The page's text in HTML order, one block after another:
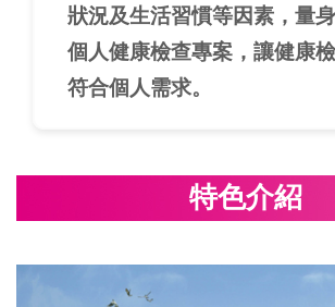
狀況及生活習慣等因素，量
個人健康檢查專案，讓健康
符合個人需求。
特色介紹